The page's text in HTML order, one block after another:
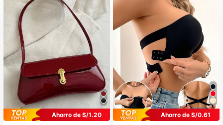
Ahorro de S/1.20
Ahorro de S/0.61